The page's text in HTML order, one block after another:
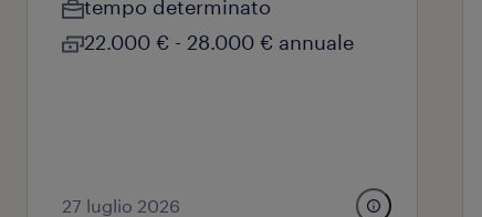
tempo determinato
22.000 € - 28.000 € annuale
27 luglio 2026